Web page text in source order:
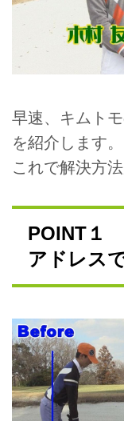
早速、キムト
を紹介します。
これで解決方
POINT１
アドレス